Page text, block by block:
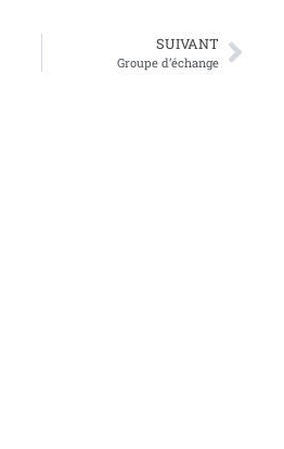
SUIVANT
Groupe d’échange